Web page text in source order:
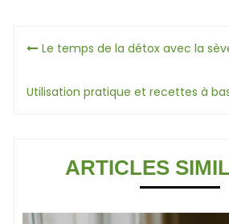
Navigation
l’article
Le temps de la détox avec la
Utilisation pratique et recettes à
ARTICLES